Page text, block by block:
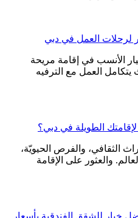
لرحلات العمل في دبي
الأنسب في إقامة مريحة
العمل مع الترفيه
الطويلة في دبي؟
الثقافي، والفرص الحيويّة،
والعثور على الإقامة
للشقق الفندقية بأسعار